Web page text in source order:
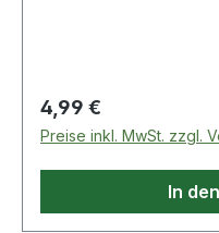
Oberfläche (z.B.
wasserdicht und
Weitere technische
Regulärer Preis:
4,99 €
Preise inkl. MwSt. zzgl.
In